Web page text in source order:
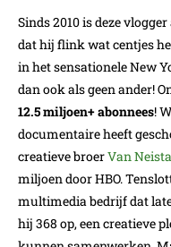
Sinds 2010 is deze
dat hij flink wat centjes
in het sensationele New
dan ook als geen ander!
12.5 miljoen+ abonnees!
documentaire heeft
creatieve broerVan
miljoen door HBO.
multimedia bedrijf dat
hij 368 op, een creatieve